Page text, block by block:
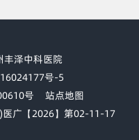
丰泽中科医院
号-5
号
站点地图
广【2026】第02-11-17